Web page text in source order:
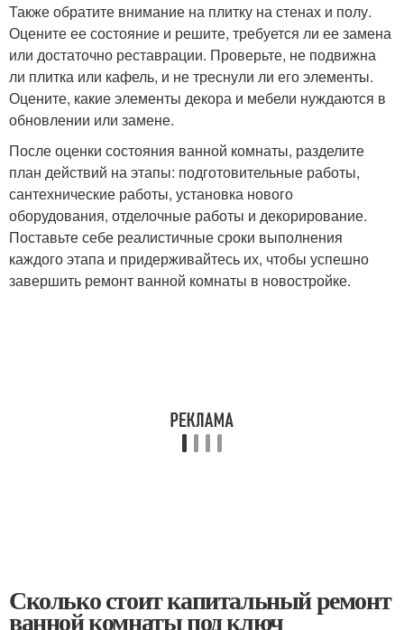
Также обратите внимание на плитку на стенах и полу.
Оцените ее состояние и решите, требуется ли ее замена
или достаточно реставрации. Проверьте, не подвижна
ли плитка или кафель, и не треснули ли его элементы.
Оцените, какие элементы декора и мебели нуждаются в
обновлении или замене.
После оценки состояния ванной комнаты, разделите
план действий на этапы: подготовительные работы,
сантехнические работы, установка нового
оборудования, отделочные работы и декорирование.
Поставьте себе реалистичные сроки выполнения
каждого этапа и придерживайтесь их, чтобы успешно
завершить ремонт ванной комнаты в новостройке.
Сколько стоит капитальный ремонт
ванной комнаты под ключ